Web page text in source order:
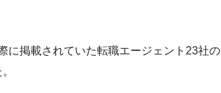
に掲載されていた転職エージェント23社の